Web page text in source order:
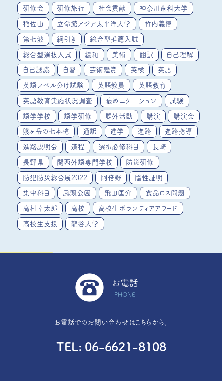
研修会 研修旅行 社会貢献 神奈川歯科大学
稲佐山 立命館アジア太平洋大学 竹内義博
第七波 綱引き 総合型推薦入試
総合型選抜入試 緩和 美術 翻訳 自己理解
自己認識 自習 芸術鑑賞 英検 英語
英語レベル分け試験 英語教員 英語教育
英語教育実施状況調査 褒めニケーション 試験
語学学校 語学研修 課外活動 講演 講演会
賤ヶ岳の七本槍 通訳 進学 進路 進路指導
進路説明会 道程 選択必修科目 長崎
長野県 関西外語専門学校 防災研修
防犯防災総合展2022 阿倍野 陰性証明
集中科目 風頭公園 飛田匡介 食品ロス問題
高村幸太郎 高校 高校生ボランティアアワード
高校生支援 龍谷大学
お電話
PHONE
お電話でのお問い合わせはこちらから。
TEL 06-6621-8108